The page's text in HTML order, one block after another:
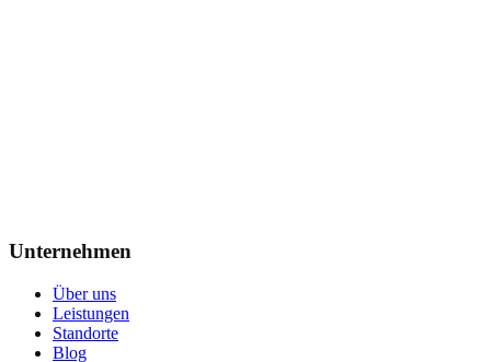
Unternehmen
Über uns
Leistungen
Standorte
Blog